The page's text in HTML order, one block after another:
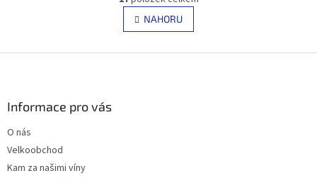
v
l
á
á
n
k
v
NAHORU
Informace pro vás
O nás
Velkoobchod
Kam za našimi víny